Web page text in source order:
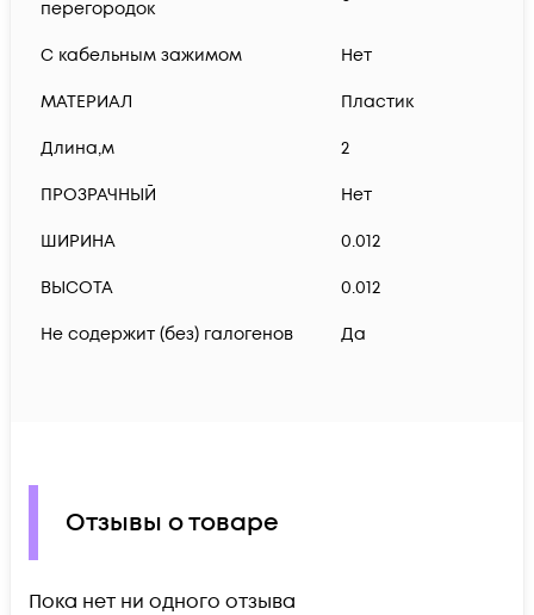
перегородок
С кабельным зажимом Нет
МАТЕРИАЛ Пластик
Длина,м 2
ПРОЗРАЧНЫЙ Нет
ШИРИНА 0.012
ВЫСОТА 0.012
Не содержит (без) галогенов Да
Отзывы о товаре
Пока нет ни одного отзыва